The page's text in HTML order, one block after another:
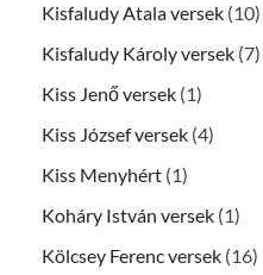
Kisfaludy Atala versek (10)
Kisfaludy Károly versek (7)
Kiss Jenő versek (1)
Kiss József versek (4)
Kiss Menyhért (1)
Koháry István versek (1)
Kölcsey Ferenc versek (16)